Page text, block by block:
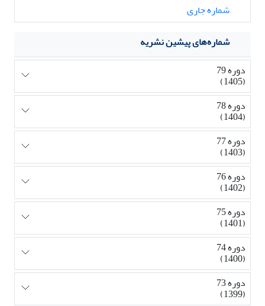
شماره جاری
شماره‌های پیشین نشریه
دوره 79
(1405)
دوره 78
(1404)
دوره 77
(1403)
دوره 76
(1402)
دوره 75
(1401)
دوره 74
(1400)
دوره 73
(1399)